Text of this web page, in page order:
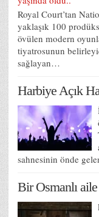
Royal Court’tan
yaklaşık 100
övülen modern
tiyatrosunun
sağlayan…
Harbiye Açık
sahnesinin önde
Bir Osmanlı